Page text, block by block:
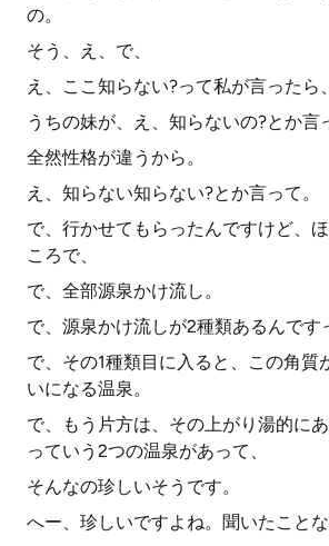
の。
そう、え、で、
え、ここ知らない?って私が言ったら、
うちの妹が、え、知らないの?とか言
全然性格が違うから。
え、知らない知らない?とか言って。
で、行かせてもらったんですけど、
ころで、
で、全部源泉かけ流し。
で、源泉かけ流しが2種類あるんです
で、その1種類目に入ると、この角質
いになる温泉。
で、もう片方は、その上がり湯的に
っていう2つの温泉があって、
そんなの珍しいそうです。
へー、珍しいですよね。聞いたことな